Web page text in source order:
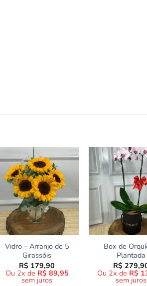
Vidro – Arranjo de 5
Girassóis
R$ 179,90
Ou 2x de R$ 89,95
sem juros
Box de
Plantada
R$
Ou 2x de R$
sem juros